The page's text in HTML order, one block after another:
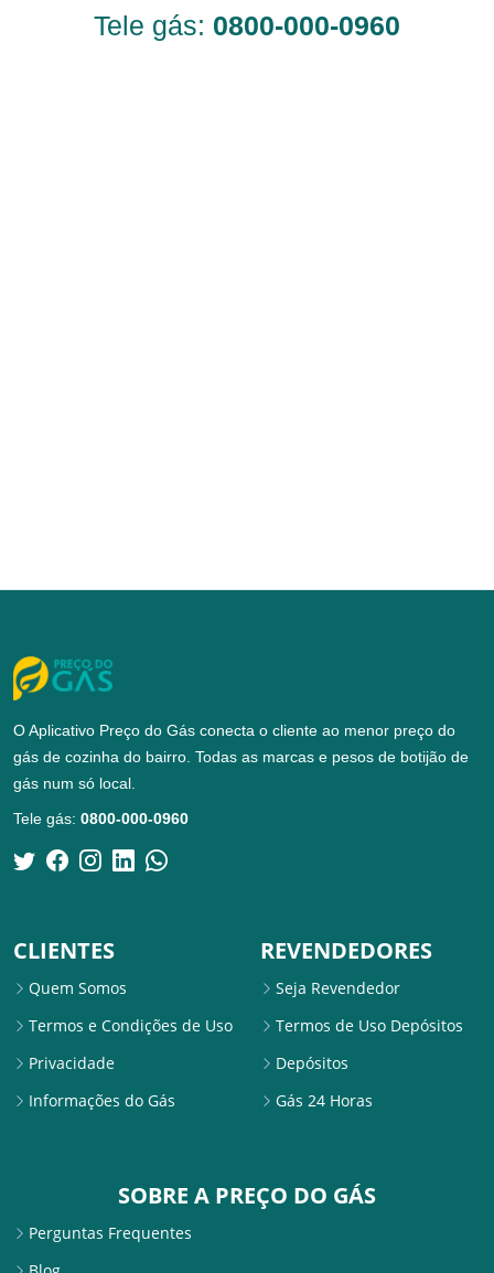
Tele gás: 0800-000-0960
O Aplicativo Preço do Gás conecta o cliente ao menor preço do
gás de cozinha do bairro. Todas as marcas e pesos de botijão de
gás num só local.
Tele gás: 0800-000-0960
CLIENTES
Quem Somos
Termos e Condições de Uso
Privacidade
Informações do Gás
REVENDEDORES
Seja Revendedor
Termos de Uso Depósitos
Depósitos
Gás 24 Horas
SOBRE A PREÇO DO GÁS
Perguntas Frequentes